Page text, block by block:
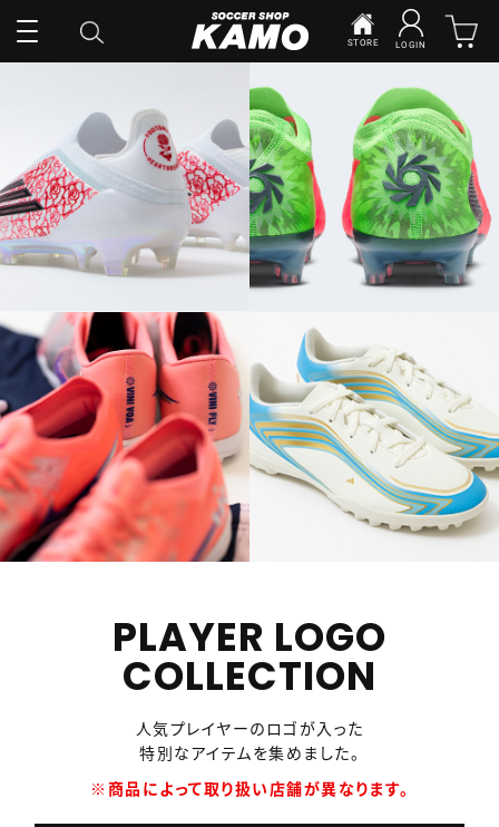
STORE LOGIN
PLAYER LOGO
COLLECTION
人気プレイヤーのロゴが入った
特別なアイテムを集めました。
※商品によって取り扱い店舗が異なります。